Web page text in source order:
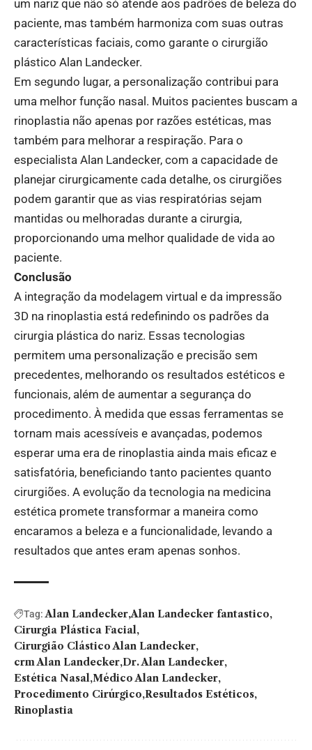
um nariz que não só atende aos padrões de beleza do
paciente, mas também harmoniza com suas outras
características faciais, como garante o cirurgião
plástico Alan Landecker.
Em segundo lugar, a personalização contribui para
uma melhor função nasal. Muitos pacientes buscam a
rinoplastia não apenas por razões estéticas, mas
também para melhorar a respiração. Para o
especialista Alan Landecker, com a capacidade de
planejar cirurgicamente cada detalhe, os cirurgiões
podem garantir que as vias respiratórias sejam
mantidas ou melhoradas durante a cirurgia,
proporcionando uma melhor qualidade de vida ao
paciente.
Conclusão
A integração da modelagem virtual e da impressão
3D na rinoplastia está redefinindo os padrões da
cirurgia plástica do nariz. Essas tecnologias
permitem uma personalização e precisão sem
precedentes, melhorando os resultados estéticos e
funcionais, além de aumentar a segurança do
procedimento. À medida que essas ferramentas se
tornam mais acessíveis e avançadas, podemos
esperar uma era de rinoplastia ainda mais eficaz e
satisfatória, beneficiando tanto pacientes quanto
cirurgiões. A evolução da tecnologia na medicina
estética promete transformar a maneira como
encaramos a beleza e a funcionalidade, levando a
resultados que antes eram apenas sonhos.
Tag: Alan Landecker Alan Landecker fantastico
Cirurgia Plástica Facial
Cirurgião Clástico Alan Landecker
crm Alan Landecker Dr. Alan Landecker
Estética Nasal Médico Alan Landecker
Procedimento Cirúrgico Resultados Estéticos
Rinoplastia